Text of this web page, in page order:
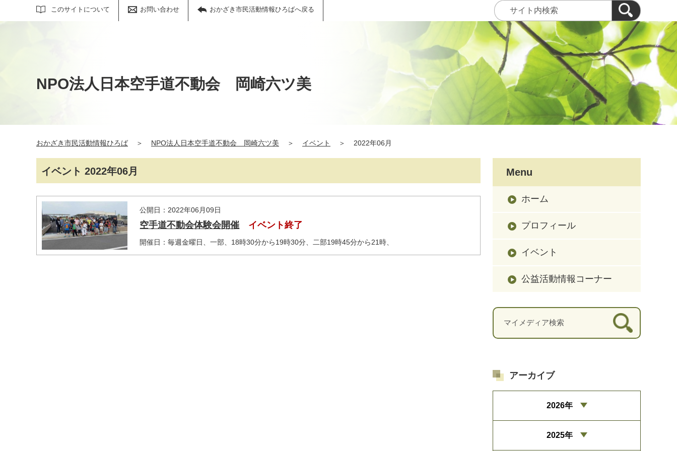
このサイトについて お問い合わせ おかざき市民活動情報ひろばへ戻る
サイト内検索
NPO法人日本空手道不動会 岡崎六ツ美
おかざき市民活動情報ひろば ＞ NPO法人日本空手道不動会 岡崎六ツ美 ＞ イベント ＞ 2022年06月
イベント 2022年06月
公開日：2022年06月09日
空手道不動会体験会開催 イベント終了
開催日：毎週金曜日、一部、18時30分から19時30分、二部19時45分から21時、
Menu
ホーム
プロフィール
イベント
公益活動情報コーナー
アーカイブ
2026年
2025年